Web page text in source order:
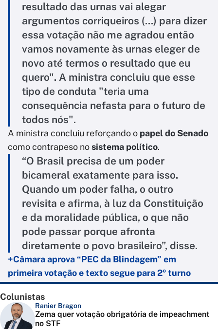
resultado das urnas vai alegar
argumentos corriqueiros (...) para dizer
essa votação não me agradou então
vamos novamente às urnas eleger de
novo até termos o resultado que eu
quero". A ministra concluiu que esse
tipo de conduta "teria uma
consequência nefasta para o futuro de
todos nós".
A ministra concluiu reforçando o papel do Senado
como contrapeso nosistema político.
“O Brasil precisa de um poder
bicameral exatamente para isso.
Quando um poder falha, o outro
revisita e afirma, à luz da Constituição
e da moralidade pública, o que não
pode passar porque afronta
diretamente o povo brasileiro”, disse.
+Câmara aprova “PEC da Blindagem” em
primeira votação e texto segue para 2º turno
Colunistas
Ranier Bragon
Zema quer votação obrigatória de impeachment
no STF